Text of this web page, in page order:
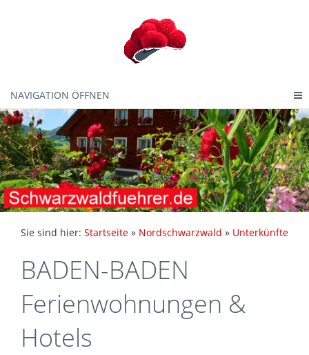
NAVIGATION ÖFFNEN
Sie sind hier: Startseite » Nordschwarzwald » Unterkünfte
BADEN-BADEN
Ferienwohnungen &
Hotels